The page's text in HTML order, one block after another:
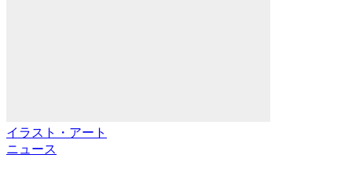
イラスト・アート
ニュース